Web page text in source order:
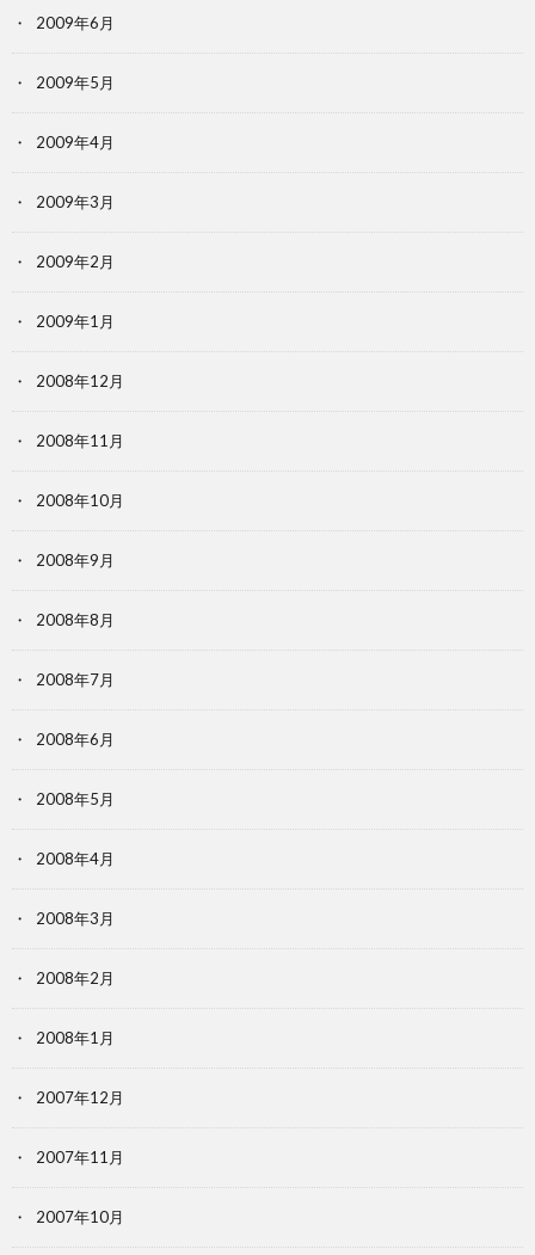
2009年6月
2009年5月
2009年4月
2009年3月
2009年2月
2009年1月
2008年12月
2008年11月
2008年10月
2008年9月
2008年8月
2008年7月
2008年6月
2008年5月
2008年4月
2008年3月
2008年2月
2008年1月
2007年12月
2007年11月
2007年10月